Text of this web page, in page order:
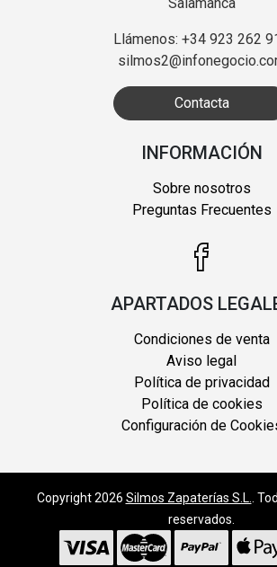
Llámenos: +34 923 262
Contacta
INFORMACIÓN
Sobre nosotros
Preguntas Frecuentes
APARTADOS
Condiciones de venta
Aviso legal
Política de privacidad
Política de cookies
Configuración de
Copyright 2026 Silmos Zapaterías S.L.
.
reservados.